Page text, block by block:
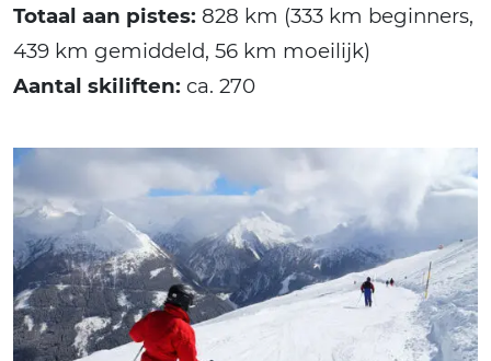
Totaal aan pistes: 828 km (333 km beginners,
439 km gemiddeld, 56 km moeilijk)
Aantal skiliften: ca. 270